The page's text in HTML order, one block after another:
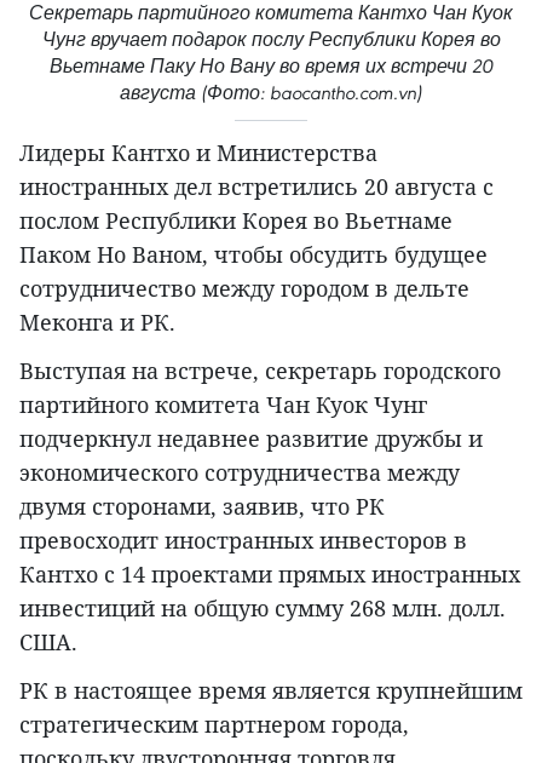
Секретарь партийного комитета Кантхо Чан Куок
Чунг вручает подарок послу Республики Корея во
Вьетнаме Паку Но Вану во время их встречи 20
августа (Фото: baocantho.com.vn)
Лидеры Кантхо и Министерства
иностранных дел встретились 20 августа с
послом Республики Корея во Вьетнаме
Паком Но Ваном, чтобы обсудить будущее
сотрудничество между городом в дельте
Меконга и РК.
Выступая на встрече, секретарь городского
партийного комитета Чан Куок Чунг
подчеркнул недавнее развитие дружбы и
экономического сотрудничества между
двумя сторонами, заявив, что РК
превосходит иностранных инвесторов в
Кантхо с 14 проектами прямых иностранных
инвестиций на общую сумму 268 млн. долл.
США.
РК в настоящее время является крупнейшим
стратегическим партнером города,